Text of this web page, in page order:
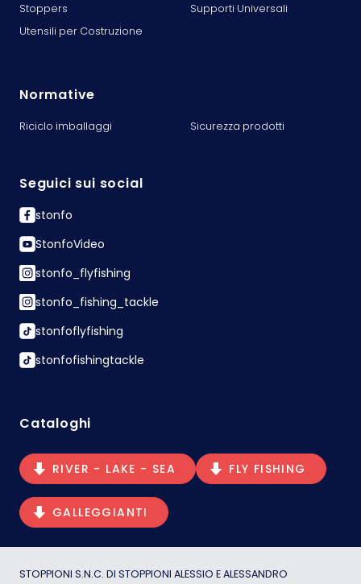
Stoppers
Supporti Universali
Utensili per Costruzione
Normative
Riciclo imballaggi Sicurezza prodotti
Seguici sui social
stonfo
StonfoVideo
stonfo_flyfishing
stonfo_fishing_tackle
stonfoflyfishing
stonfofishingtackle
Cataloghi
RIVER - LAKE - SEA FLY FISHING
GALLEGGIANTI
STOPPIONI S.N.C. DI STOPPIONI ALESSIO E ALESSANDRO